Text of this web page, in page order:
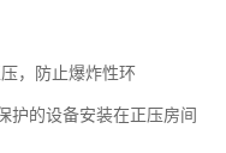
，防止爆炸性环
护的设备安装在正压房间